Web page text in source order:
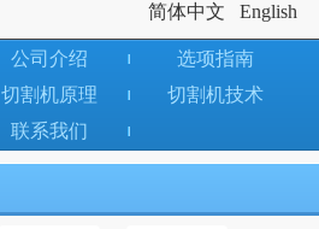
简体中文 English
公司介绍
选项指南
切割机原理
切割机技术
联系我们